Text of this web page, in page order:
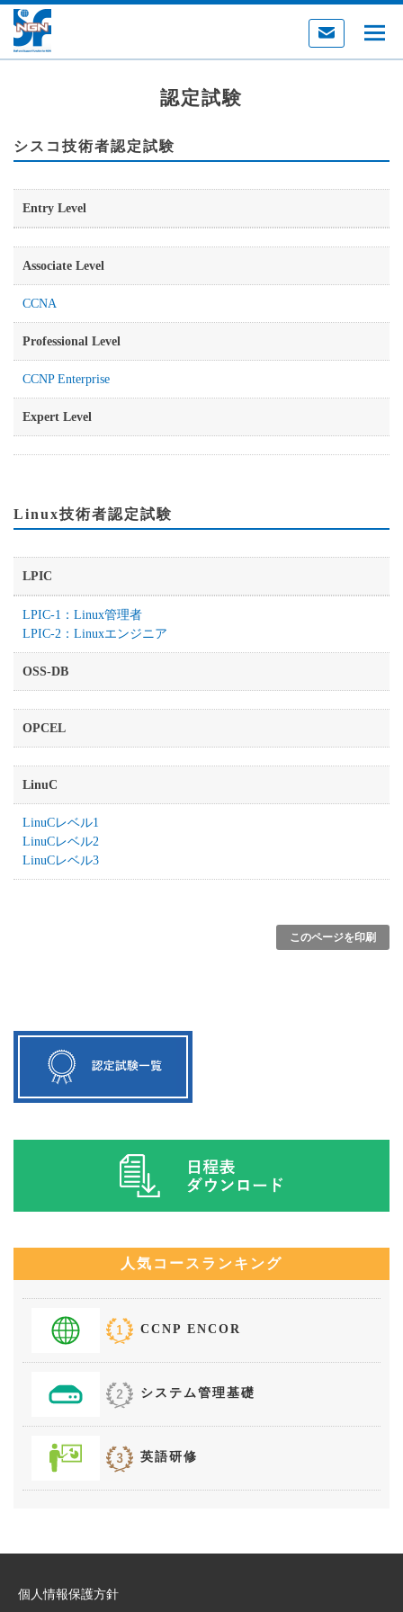
認定試験
シスコ技術者認定試験
Entry Level
Associate Level
CCNA
Professional Level
CCNP Enterprise
Expert Level
Linux技術者認定試験
LPIC
LPIC-1：Linux管理者
LPIC-2：Linuxエンジニア
OSS-DB
OPCEL
LinuC
LinuCレベル1
LinuCレベル2
LinuCレベル3
このページを印刷
人気コースランキング
CCNP ENCOR
システム管理基礎
英語研修
個人情報保護方針